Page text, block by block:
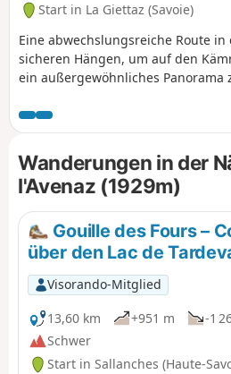
Start in La Giettaz (Savoie)
Eine abwechslungsreiche Route in
sicheren Hängen, um auf den
ein außergewöhnliches Panorama
allem von Skitourengehern
der Petit Croisse Baulet ist von
mehreren Seiten zugänglich,
Schneeschuhen als auch mit
vorgeschlagene Schleife beginnt in
Plan, auf La Giettaz.
Wanderungen in der
l'Avenaz (1929m)
Gouille des Fours –
über den Lac de
Visorando-Mitglied
13,60 km
+951 m -1
Schwer
Start in Sallanches (Haute-